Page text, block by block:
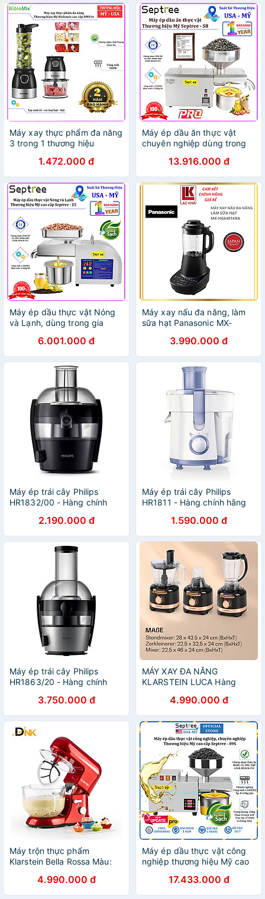
Máy xay thực phẩm đa năng
3 trong 1 thương hiệu
thép không gỉ, thân máy
nhựa ABS, PP BPA free an
toàn dễ vệ sinh- Hàng chính
hãng
1.472.000 đ
Máy ép dầu ăn thực vật
chuyên nghiệp dùng trong
hàng, khách sạn. Thương
hiệu Mỹ cao cấp Septree -
S8. HÀNG CHÍNH HÃNG
13.916.000 đ
Máy ép dầu thực vật Nóng
và Lạnh, dùng trong gia
cấp Septree - Z5. HÀNG
CHÍNH HÃNG
6.001.000 đ
Máy xay nấu đa năng, làm
sữa hạt Panasonic MX-
Hàng chính hãng
3.990.000 đ
Máy ép trái cây Philips
HR1832/00 - Hàng chính
2.190.000 đ
Máy ép trái cây Philips
HR1811 - Hàng chính hãng
1.590.000 đ
Máy ép trái cây Philips
HR1863/20 - Hàng chính
3.750.000 đ
MÁY XAY ĐA NĂNG
KLARSTEIN LUCA Hàng
4.990.000 đ
Máy trộn thực phẩm
Klarstein Bella Rossa Màu:
HÀNG NHẬP KHẨU ĐƯC BỞI
DNK
4.990.000 đ
Máy ép dầu thực vật công
nghiệp thương hiệu Mỹ cao
Chính Hãng17.433.000 đ